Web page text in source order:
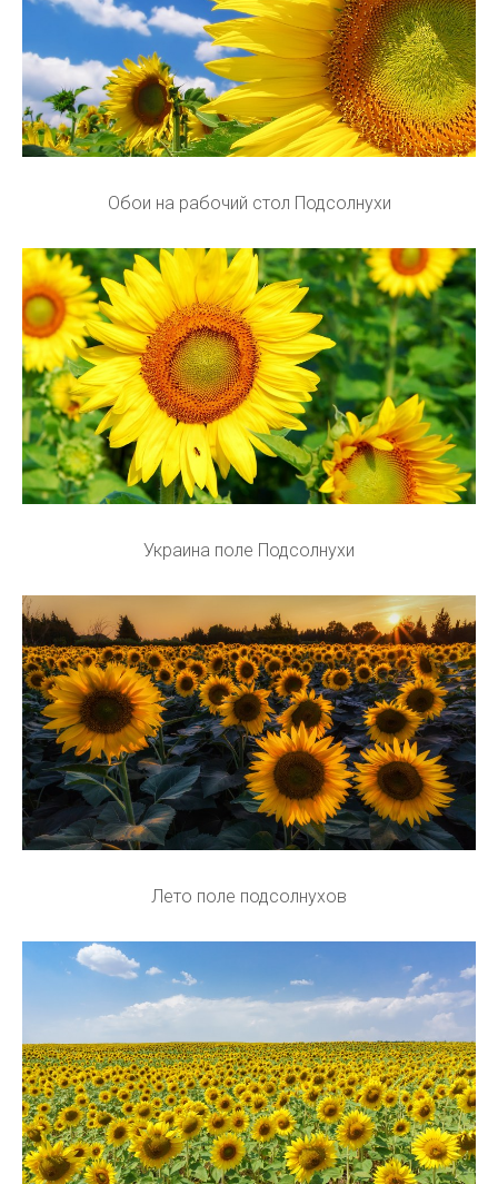
Обои на рабочий стол Подсолнухи
Украина поле Подсолнухи
Лето поле подсолнухов